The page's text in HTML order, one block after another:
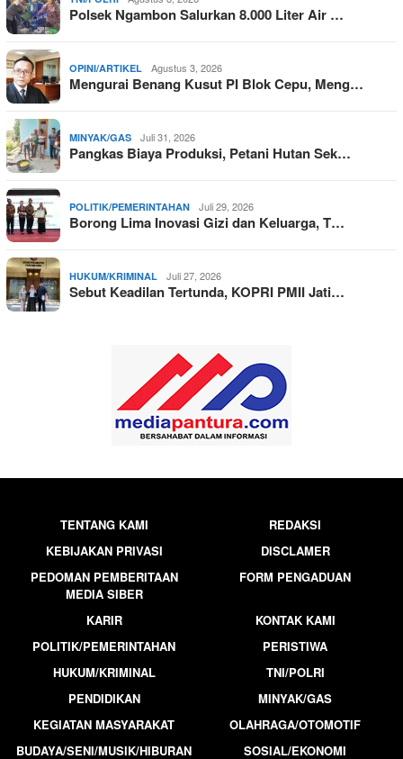
Polsek Ngambon Salurkan 8.000 Liter Air …
OPINI/ARTIKEL Agustus 3, 2026
Mengurai Benang Kusut PI Blok Cepu, Meng…
MINYAK/GAS Juli 31, 2026
Pangkas Biaya Produksi, Petani Hutan Sek…
POLITIK/PEMERINTAHAN Juli 29, 2026
Borong Lima Inovasi Gizi dan Keluarga, T…
HUKUM/KRIMINAL Juli 27, 2026
Sebut Keadilan Tertunda, KOPRI PMII Jati…
TENTANG KAMI
REDAKSI
KEBIJAKAN PRIVASI
DISCLAMER
PEDOMAN PEMBERITAAN
MEDIA SIBER
FORM PENGADUAN
KARIR
KONTAK KAMI
POLITIK/PEMERINTAHAN
PERISTIWA
HUKUM/KRIMINAL
TNI/POLRI
PENDIDIKAN
MINYAK/GAS
KEGIATAN MASYARAKAT
OLAHRAGA/OTOMOTIF
BUDAYA/SENI/MUSIK/HIBURAN
SOSIAL/EKONOMI